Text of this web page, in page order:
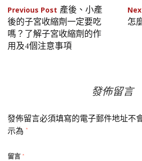
文
章
導
Previous Post 產後、小產
後的子宮收縮劑一定要吃
嗎？了解子宮收縮劑的作
用及4個注意事項
怎
發佈留言
發佈留言必須填寫的電子郵件地址不
示為 *
留言 *